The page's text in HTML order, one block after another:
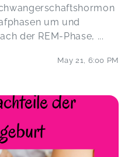
um und
der REM-Phase, ...
May 21 6:00 PM